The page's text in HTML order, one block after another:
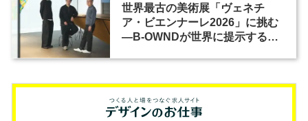
世界最古の美術展「ヴェネチ
ア・ビエンナーレ2026」に挑む
―B-OWNDが世界に提示する美